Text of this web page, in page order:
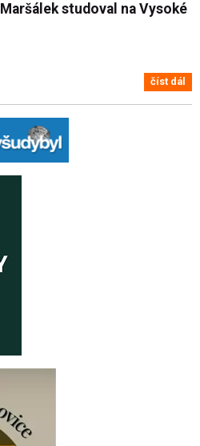
studoval na Vysoké
číst dál